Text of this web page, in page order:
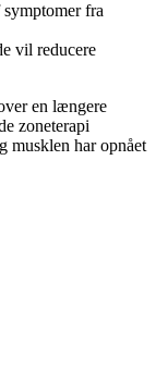
fra
vil reducere
en længere
zoneterapi
musklen har opnået